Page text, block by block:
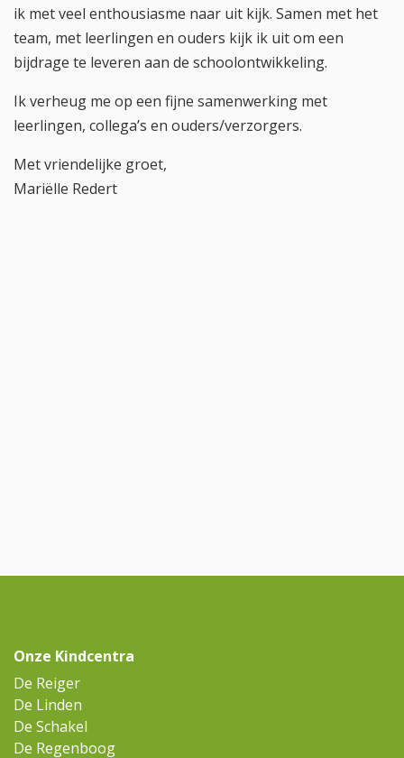
ik met veel enthousiasme naar uit kijk. Samen met het
team, met leerlingen en ouders kijk ik uit om een
bijdrage te leveren aan de schoolontwikkeling.
Ik verheug me op een fijne samenwerking met
leerlingen, collega’s en ouders/verzorgers.
Met vriendelijke groet,
Mariëlle Redert
Onze Kindcentra
De Reiger
De Linden
De Schakel
De Regenboog